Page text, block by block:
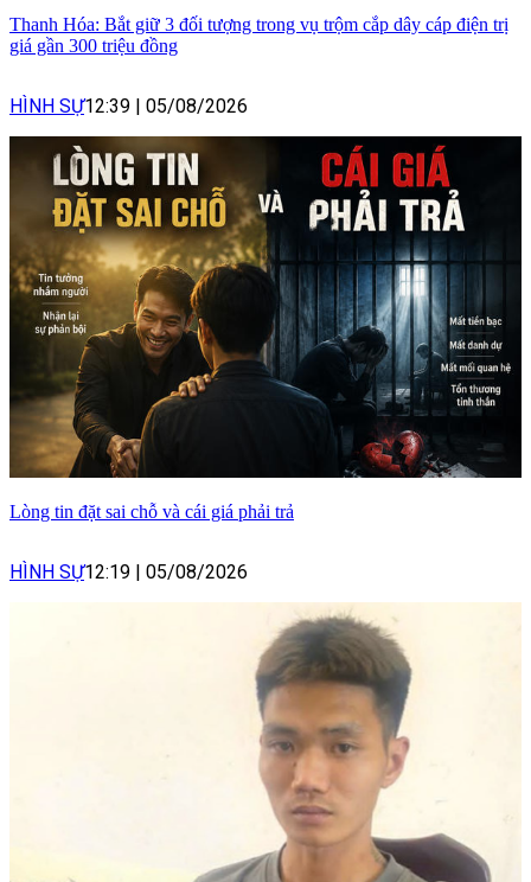
Thanh Hóa: Bắt giữ 3 đối tượng trong vụ trộm cắp dây cáp điện trị
giá gần 300 triệu đồng
HÌNH SỰ12:39 | 05/08/2026
Lòng tin đặt sai chỗ và cái giá phải trả
HÌNH SỰ12:19 | 05/08/2026